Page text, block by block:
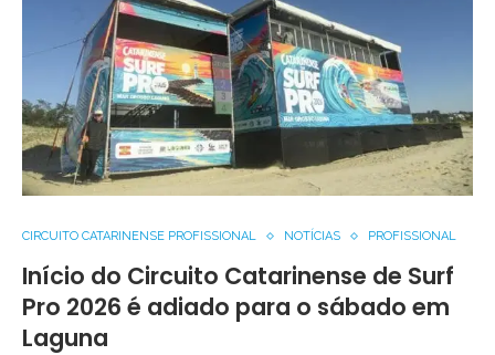
CIRCUITO CATARINENSE PROFISSIONAL NOTÍCIAS PROFISSIONAL
Início do Circuito Catarinense de Surf
Pro 2026 é adiado para o sábado em
Laguna